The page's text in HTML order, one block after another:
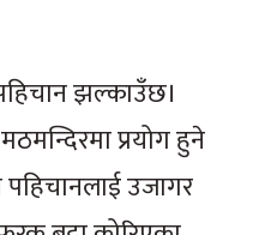
झल्काउँछ।
प्रयोग हुने
उजागर